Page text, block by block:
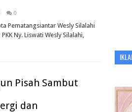
0
Pematangsiantar Wesly Silalahi
Ny. Liswati Wesly Silalahi,
Pisah Sambut
dan